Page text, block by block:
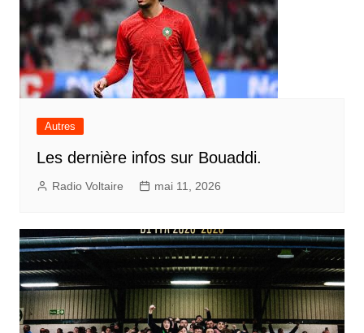
Autres
Les dernière infos sur Bouaddi.
Radio Voltaire mai 11, 2026